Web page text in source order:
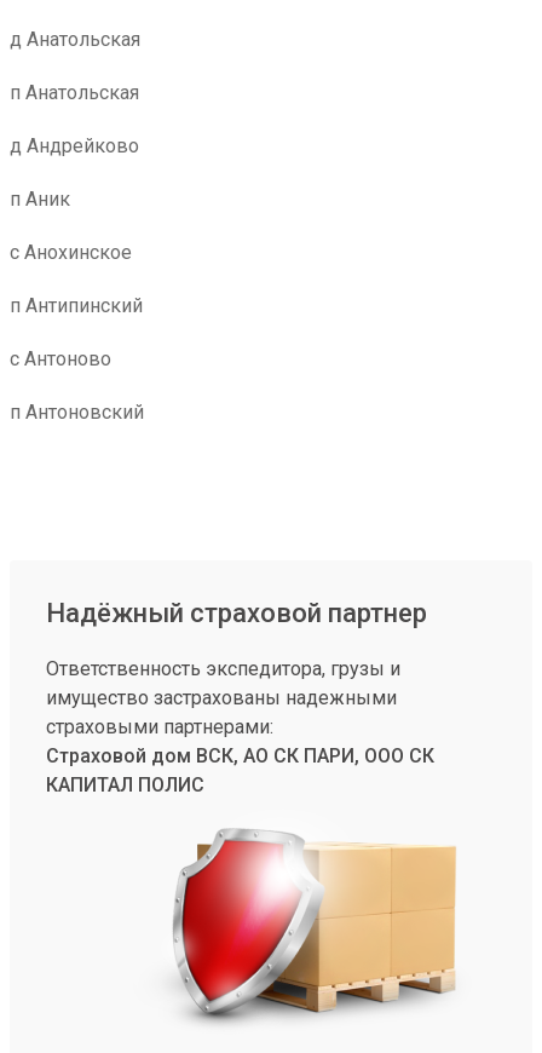
д Анатольская
п Анатольская
д Андрейково
п Аник
с Анохинское
п Антипинский
с Антоново
п Антоновский
Надёжный страховой партнер
Ответственность экспедитора, грузы и
имущество застрахованы надежными
страховыми партнерами:
Страховой дом ВСК, АО СК ПАРИ, ООО СК
КАПИТАЛ ПОЛИС